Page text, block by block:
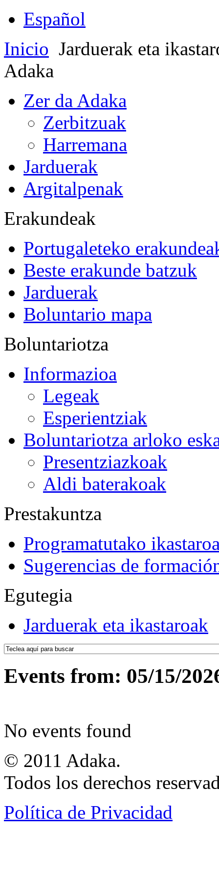
Español
Inicio Jarduerak eta
Adaka
Zer da Adaka
Zerbitzuak
Harremana
Jarduerak
Argitalpenak
Erakundeak
Portugaleteko
Beste erakunde batzuk
Jarduerak
Boluntario mapa
Boluntariotza
Informazioa
Legeak
Esperientziak
Boluntariotza arloko
Presentziazkoak
Aldi baterakoak
Prestakuntza
Programatutako
Sugerencias de
Egutegia
Jarduerak eta ikastaroak
Events from: 05/15/
No events found
© 2011 Adaka.
Todos los derechos
Política de Privacidad